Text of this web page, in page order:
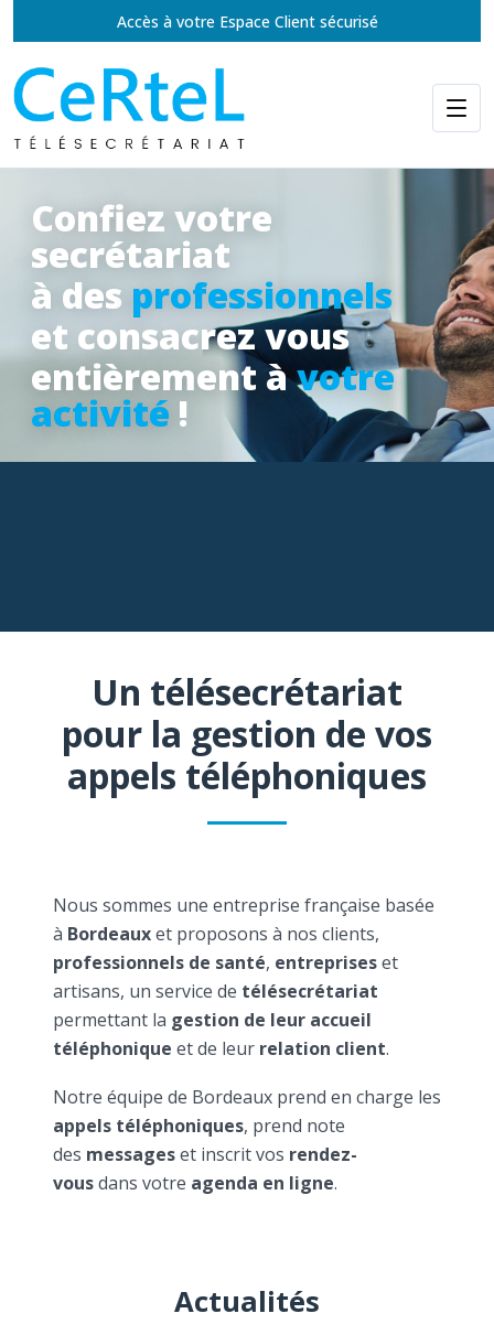
Accès à votre Espace Client sécurisé
Confiez votre
secrétariat
à des professionnels
et consacrez vous
entièrement àvotre
activité !
Un télésecrétariat
pour la gestion de vos
appels téléphoniques
Nous sommes une entreprise française basée
à Bordeauxet proposons à nos clients,
professionnels de santé, entrepriseset
artisans, un service de télésecrétariat
permettant la gestion de leur accueil
téléphonique et de leur relation client.
Notre équipe de Bordeaux prend en charge les
appels téléphoniques, prend note
des messageset inscrit vos rendez-
vousdans votre agenda en ligne.
Actualités